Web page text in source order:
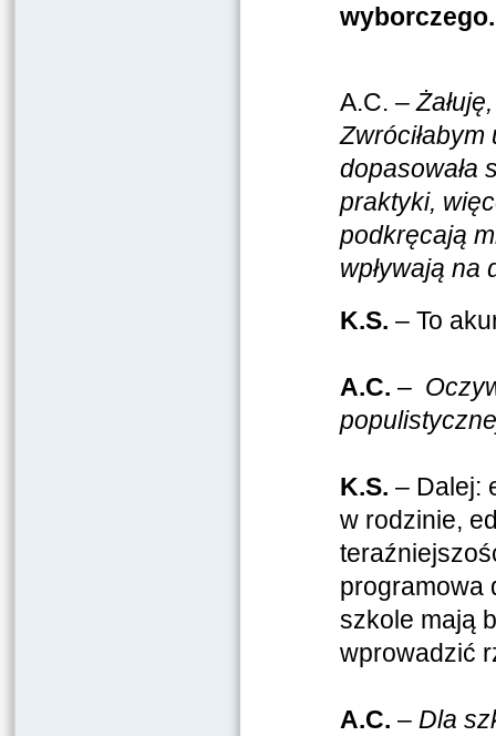
wyborczego.
A.C. –
dopasowała
praktyki,
podkręcają
wpływają na
K.S. – To
A.C. –
K.S. – Dalej:
w rodzinie,
programowa
szkole mają
wprowadzić
A.C. – Dla